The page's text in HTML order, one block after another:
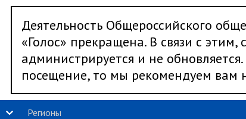
Деятельность Общероссийского
«Голос» прекращена. В связи с
администрируется и не
посещение, то мы рекомендуем вам
Регионы